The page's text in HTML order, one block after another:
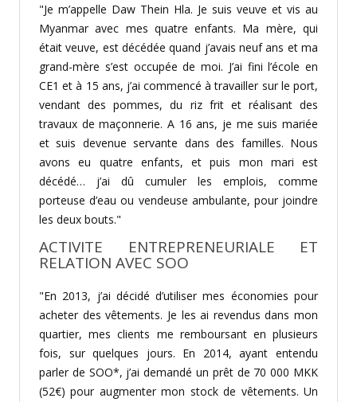
"Je m’appelle Daw Thein Hla. Je suis veuve et vis au
Myanmar avec mes quatre enfants. Ma mère, qui
était veuve, est décédée quand j’avais neuf ans et ma
grand-mère s’est occu­pée de moi. J’ai fini l’école en
CE1 et à 15 ans, j’ai commencé à travailler sur le port,
vendant des pommes, du riz frit et réalisant des
travaux de maçonnerie. A 16 ans, je me suis mariée
et suis devenue servante dans des familles. Nous
avons eu quatre enfants, et puis mon mari est
décédé… j’ai dû cumuler les emplois, comme
porteuse d’eau ou vendeuse ambulante, pour joindre
les deux bouts."
ACTIVITE ENTREPRENEURIALE ET
RELATION AVEC SOO
"En 2013, j’ai décidé d’utiliser mes économies pour
acheter des vêtements. Je les ai reven­dus dans mon
quartier, mes clients me rem­boursant en plusieurs
fois, sur quelques jours. En 2014, ayant entendu
parler de SOO*, j’ai demandé un prêt de 70 000 MKK
(52€) pour augmenter mon stock de vêtements. Un